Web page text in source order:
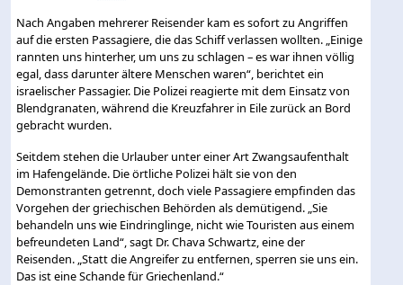
Nach Angaben mehrerer Reisender kam es sofort zu Angriffen
auf die ersten Passagiere, die das Schiff verlassen wollten. „Einige
rannten uns hinterher, um uns zu schlagen – es war ihnen völlig
egal, dass darunter ältere Menschen waren“, berichtet ein
israelischer Passagier. Die Polizei reagierte mit dem Einsatz von
Blendgranaten, während die Kreuzfahrer in Eile zurück an Bord
gebracht wurden.
Seitdem stehen die Urlauber unter einer Art Zwangsaufenthalt
im Hafengelände. Die örtliche Polizei hält sie von den
Demonstranten getrennt, doch viele Passagiere empfinden das
Vorgehen der griechischen Behörden als demütigend. „Sie
behandeln uns wie Eindringlinge, nicht wie Touristen aus einem
befreundeten Land“, sagt Dr. Chava Schwartz, eine der
Reisenden. „Statt die Angreifer zu entfernen, sperren sie uns ein.
Das ist eine Schande für Griechenland.“